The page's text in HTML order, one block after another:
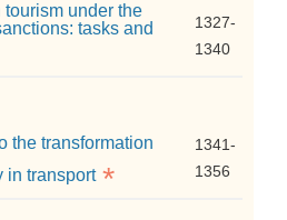
under the
tasks and
1327-
1340
the transformation
in transport *
1341-
1356